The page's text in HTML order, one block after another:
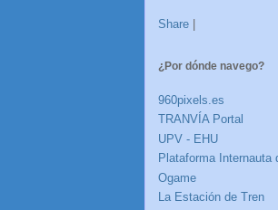
Share |
¿Por dónde navego?
960pixels.es
TRANVÍA Portal
UPV - EHU
Plataforma Internauta
Ogame
La Estación de Tren